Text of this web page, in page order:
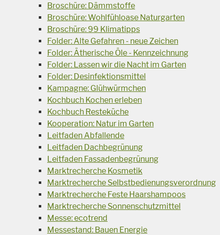
Broschüre: Dämmstoffe
Broschüre: Wohlfühloase Naturgarten
Broschüre: 99 Klimatipps
Folder: Alte Gefahren - neue Zeichen
Folder: Ätherische Öle - Kennzeichnung
Folder: Lassen wir die Nacht im Garten
Folder: Desinfektionsmittel
Kampagne: Glühwürmchen
Kochbuch Kochen erleben
Kochbuch Resteküche
Kooperation: Natur im Garten
Leitfaden Abfallende
Leitfaden Dachbegrünung
Leitfaden Fassadenbegrünung
Marktrecherche Kosmetik
Marktrecherche Selbstbedienungsverordnung
Marktrecherche Feste Haarshampoos
Marktrecherche Sonnenschutzmittel
Messe: ecotrend
Messestand: Bauen Energie